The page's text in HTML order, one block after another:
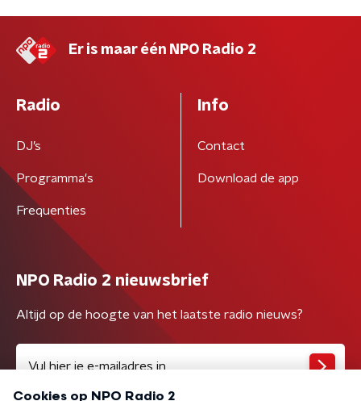
Er is maar één NPO Radio 2
Radio
DJ’s
Programma's
Frequenties
Info
Contact
Download de app
NPO Radio 2 nieuwsbrief
Altijd op de hoogte van het laatste radio nieuws?